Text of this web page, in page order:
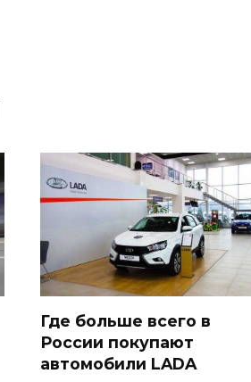
Где больше всего в
России покупают
автомобили LADA